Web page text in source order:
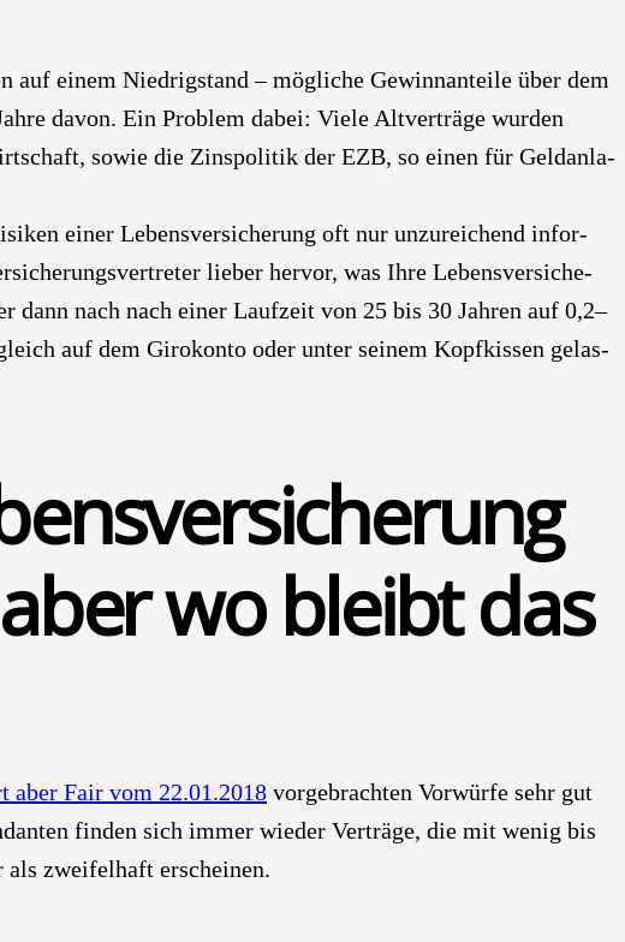
auf einem Nied­rig­stand – mög­li­che Gewinn­an­tei­le über dem
davon. Ein Pro­blem dabei: Vie­le Alt­ver­trä­ge wur­den
sowie die Zins­po­li­tik der EZB, so einen für Geld­an­la­
einer Lebens­ver­si­che­rung oft nur unzu­rei­chend infor­
lie­ber her­vor, was Ihre Lebens­ver­si­che­
dann nach nach einer Lauf­zeit von 25 bis 30 Jah­ren auf 0,2–
auf dem Giro­kon­to oder unter sei­nem Kopf­kis­sen gelas­
wo bleibt das
aber Fair vom 22.01.2018 vor­ge­brach­ten Vor­wür­fe sehr gut
fin­den sich immer wie­der Ver­trä­ge, die mit wenig bis
zwei­fel­haft erschei­nen.